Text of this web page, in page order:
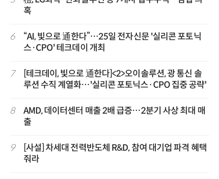
혹
6
“AI, 빛으로 通한다”…25일 전자신문 '실리콘 포토닉
스·CPO' 테크데이 개최
7
[테크데이, 빛으로 通한다]<2>오이솔루션, 광 통신 솔
루션 수직 계열화…'실리콘 포토닉스·CPO 집중 공략'
8
AMD, 데이터센터 매출 2배 급증…2분기 사상 최대 매
출
9
[사설] 차세대 전력반도체 R&D, 참여 대기업 파격 혜택
줘라